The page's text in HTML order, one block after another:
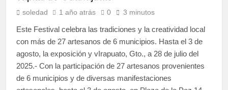
soledad 1 año atrás 0 3 minutos
Este Festival celebra las tradiciones y la creatividad local
con más de 27 artesanos de 6 municipios. Hasta el 3 de
agosto, la exposición y vIrapuato, Gto., a 28 de julio del
2025.- Con la participación de 27 artesanos provenientes
de 6 municipios y de diversas manifestaciones